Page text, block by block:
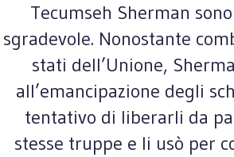
Tecumseh Sherman
sgradevole. Nonostante
stati dell’Unione,
all’emancipazione degli
tentativo di liberarli da
stesse truppe e li usò per